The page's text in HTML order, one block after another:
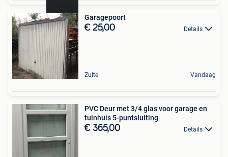
Garagepoort
€ 25,00 Details
Zulte Vandaag
PVC Deur met 3/4 glas voor garage en
tuinhuis 5-puntsluiting
€ 365,00 Details